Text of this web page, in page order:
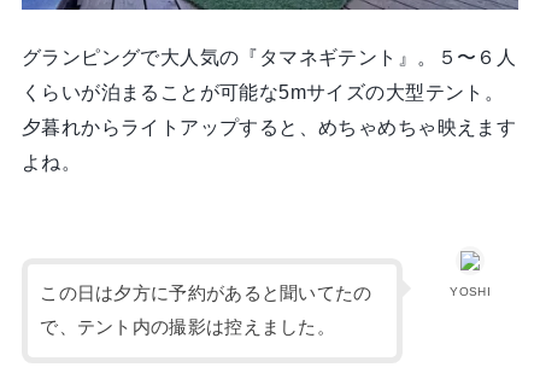
グランピングで大人気の『タマネギテント』。５〜６人
くらいが泊まることが可能な5mサイズの大型テント。
夕暮れからライトアップすると、めちゃめちゃ映えます
よね。
YOSHI
この日は夕方に予約があると聞いてたの
で、テント内の撮影は控えました。